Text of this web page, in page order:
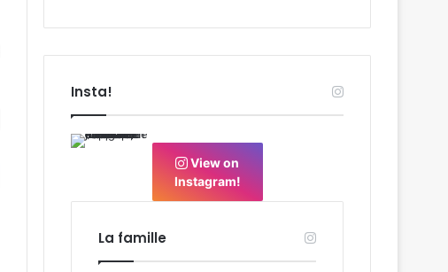
Insta!
View on
Instagram!
La famille